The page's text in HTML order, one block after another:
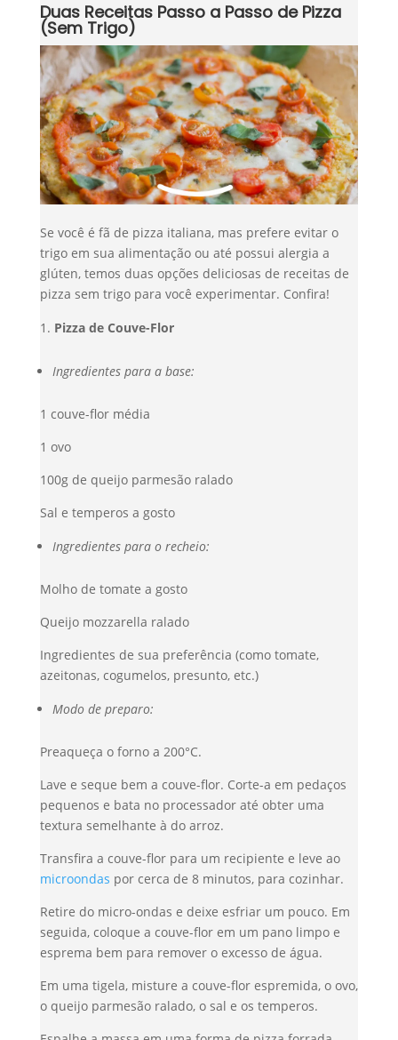
Duas Receitas Passo a Passo de Pizza
(Sem Trigo)
Se você é fã de pizza italiana, mas prefere evitar o
trigo em sua alimentação ou até possui alergia a
glúten, temos duas opções deliciosas de receitas de
pizza sem trigo para você experimentar. Confira!
Pizza de Couve-Flor
Ingredientes para a base:
1 couve-flor média
1 ovo
100g de queijo parmesão ralado
Sal e temperos a gosto
Ingredientes para o recheio:
Molho de tomate a gosto
Queijo mozzarella ralado
Ingredientes de sua preferência (como tomate,
azeitonas, cogumelos, presunto, etc.)
Modo de preparo:
Preaqueça o forno a 200°C.
Lave e seque bem a couve-flor. Corte-a em pedaços
pequenos e bata no processador até obter uma
textura semelhante à do arroz.
Transfira a couve-flor para um recipiente e leve ao
microondas por cerca de 8 minutos, para cozinhar.
Retire do micro-ondas e deixe esfriar um pouco. Em
seguida, coloque a couve-flor em um pano limpo e
esprema bem para remover o excesso de água.
Em uma tigela, misture a couve-flor espremida, o ovo,
o queijo parmesão ralado, o sal e os temperos.